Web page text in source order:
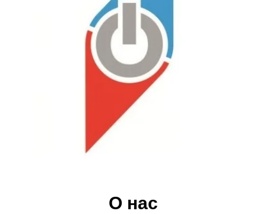
О нас